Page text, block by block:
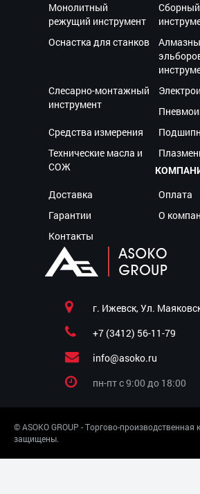
Монолитный
режущий инструмент
Оснастка для станков
Слесарно-монтажный
инструмент
Средства измерения
Технические масла и
СОЖ
Доставка
Оплата
Гарантии
О
Контакты
г. Ижевск, Ул.
+7 (3412) 56-11-79
info@asoko.ru
пн-пт c 9:00 до 18:00
© ASOKO GROUP - Торгово-
защищены.